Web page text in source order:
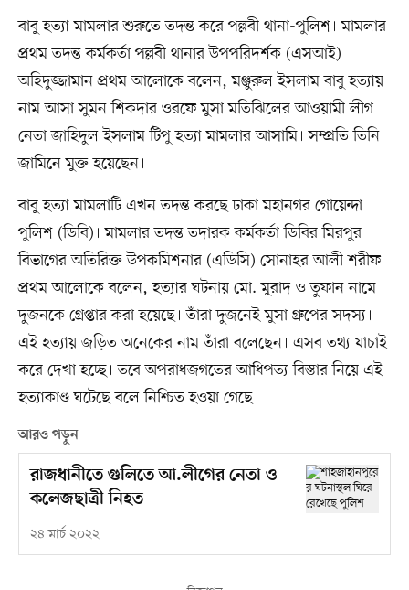
বাবু হত্যা মামলার শুরুতে তদন্ত করে পল্লবী থানা-পুলিশ। মামলার
প্রথম তদন্ত কর্মকর্তা পল্লবী থানার উপপরিদর্শক (এসআই)
অহিদুজ্জামান প্রথম আলোকে বলেন, মঞ্জুরুল ইসলাম বাবু হত্যায়
নাম আসা সুমন শিকদার ওরফে মুসা মতিঝিলের আওয়ামী লীগ
নেতা জাহিদুল ইসলাম টিপু হত্যা মামলার আসামি। সম্প্রতি তিনি
জামিনে মুক্ত হয়েছেন।
বাবু হত্যা মামলাটি এখন তদন্ত করছে ঢাকা মহানগর গোয়েন্দা
পুলিশ (ডিবি)। মামলার তদন্ত তদারক কর্মকর্তা ডিবির মিরপুর
বিভাগের অতিরিক্ত উপকমিশনার (এডিসি) সোনাহর আলী শরীফ
প্রথম আলোকে বলেন, হত্যার ঘটনায় মো. মুরাদ ও তুফান নামে
দুজনকে গ্রেপ্তার করা হয়েছে। তাঁরা দুজনেই মুসা গ্রুপের সদস্য।
এই হত্যায় জড়িত অনেকের নাম তাঁরা বলেছেন। এসব তথ্য যাচাই
করে দেখা হচ্ছে। তবে অপরাধজগতের আধিপত্য বিস্তার নিয়ে এই
হত্যাকাণ্ড ঘটেছে বলে নিশ্চিত হওয়া গেছে।
আরও পড়ুন
রাজধানীতে গুলিতে আ.লীগের নেতা ও
কলেজছাত্রী নিহত
২৪ মার্চ ২০২২